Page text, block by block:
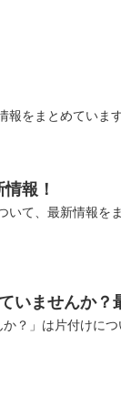
報をまとめてい
報！
いて、最新情報を
いませんか？
？」は片付けに